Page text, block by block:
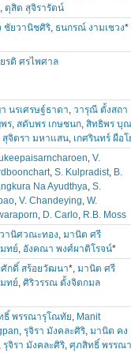
, ดุสิต สุจิรารัตน์
ชัยวานิชศิริ, ธนกรณ์ งามเชวง*
รติ ศรไพศาล
นรเศรษฐ์ธาดา, วารุณี ตั้งสถา
ร, สดับพร เกษชนก, สิทธิพร บุ
สุจิตรา มหาแสน, เกศรินทร์ ผือโ
, V.
, S. Kulpradist, B.
Na Ayudthya, S.
, V. Chandeying, W.
, D. Carlo, R.B. Moss
านิศวณะทอง, มานิต ศรี
ทย์, อังคณา พงศ์ผาติโรจน์*
ศักดิ์ สร้อยวัฒนา*, มานิต ศรี
ทย์, ศิริวรรณ ตั้งจิตกมล
ธิ์ พรรณารุโณทัย, Manit
, รุจิรา มังคละศิริ, มานิต คง
, รุจิรา มังคละศิริ, ศุภสิทธิ์ พรรณา